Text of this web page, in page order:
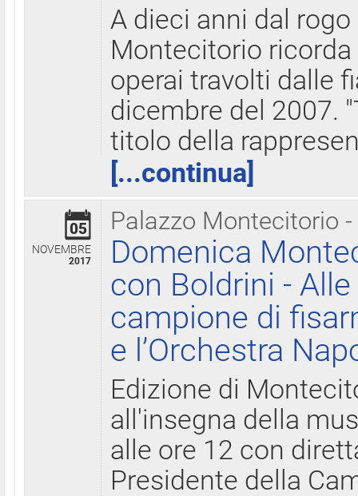
A dieci anni dal
Montecitorio
operai travolti dalle
dicembre del 2007.
titolo della
[...continua]
Palazzo Montecitorio
05
NOVEMBRE
2017
Domenica
con Boldrini -
campione di
e l’Orchestra
Edizione di
all'insegna della
alle ore 12 con
Presidente della